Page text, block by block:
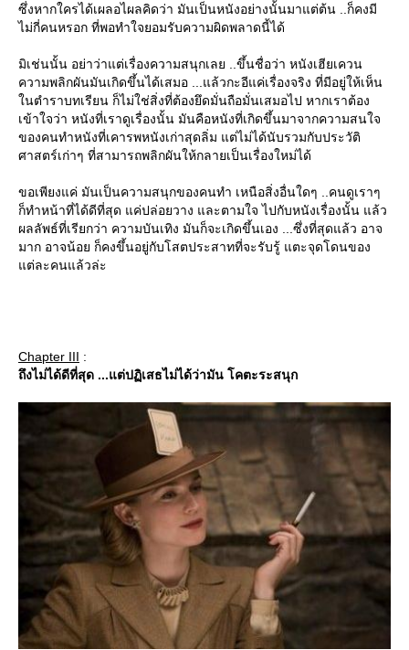
ซึ่งหากใครได้เผลอไผลคิดว่า มันเป็นหนังอย่างนั้นมาแต่ต้น ..ก็คงมี
ไม่กี่คนหรอก ที่พอทำใจยอมรับความผิดพลาดนี้ได้
มิเช่นนั้น อย่าว่าแต่เรื่องความสนุกเลย ..ขึ้นชื่อว่า หนังเฮียเควน
ความพลิกผันมันเกิดขึ้นได้เสมอ ...แล้วกะอีแค่เรื่องจริง ที่มีอยู่ให้เห็น
นตำราบทเรียน ก็ไม่ใช่สิ่งที่ต้องยึดมั่นถือมั่นเสมอไป หากเราต้อง
เข้าใจว่า หนังที่เราดูเรื่องนั้น มันคือหนังที่เกิดขึ้นมาจากความสนใจ
ของคนทำหนังที่เคารพหนังเก่าสุดลิ่ม แต่ไม่ได้นับรวมกับประวัติ
ศาสตร์เก่าๆ ที่สามารถพลิกผันให้กลายเป็นเรื่องใหม่ได้
ขอเพียงแค่ มันเป็นความสนุกของคนทำ เหนือสิ่งอื่นใดๆ ..คนดูเราๆ
ก็ทำหน้าที่ได้ดีที่สุด แค่ปล่อยวาง และตามใจ ไปกับหนังเรื่องนั้น แล้ว
ผลลัพธ์ที่เรียกว่า ความบันเทิง มันก็จะเกิดขึ้นเอง ...ซึ่งที่สุดแล้ว อาจ
มาก อาจน้อย ก็คงขึ้นอยู่กับโสตประสาทที่จะรับรู้ แตะจุดโดนของ
ต่ละคนแล้วล่ะ
Chapter III :
ถึงไม่ได้ดีที่สุด ...แต่ปฏิเสธไม่ได้ว่ามัน โคตะระสนุก